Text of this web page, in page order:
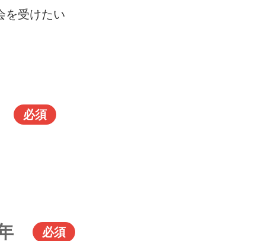
を受けたい
必須
必須